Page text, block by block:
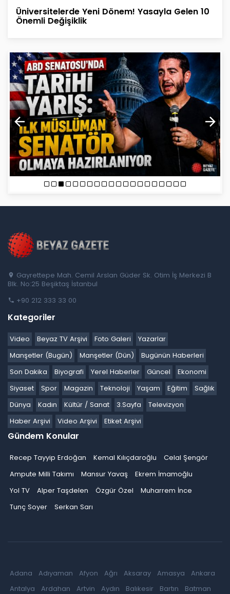
Üniversitelerde Yeni Dönem! Yasayla Gelen 10
Önemli Değişiklik
Gayrettepe Mah. Cemil Arslan Güder Sk. Otim İş Merkezi B
Blk. No:25 Beşiktaş İstanbul
+90 212 333 33 00
Kategoriler
Video Beyaz TV Arşivi Foto Galeri
Yazarlar
Manşetler (Bugün)
Manşetler (Dün)
Bugünün Haberleri
Son Dakika
Biyografi Yerel Haberler Güncel
Ekonomi
Siyaset
Spor Magazin Teknoloji Yaşam Eğitim
Sağlık
Dünya
Kadın Kültür / Sanat 3.Sayfa
Televizyon
Haber Arşivi
Video Arşivi Etiket Arşivi
Gündem Konular
Recep Tayyip Erdoğan Kemal Kılıçdaroğlu
Celal Şengör
Ampute Milli Takımı
Mansur Yavaş
Ekrem İmamoğlu
Yol TV
Alper Taşdelen Özgür Özel
Muharrem İnce
Tunç Soyer
Serkan Sarı
Adana Adıyaman Afyon Ağrı Aksaray Amasya
Ankara
Antalya
Ardahan Artvin Aydın Balıkesir Bartın
Batman